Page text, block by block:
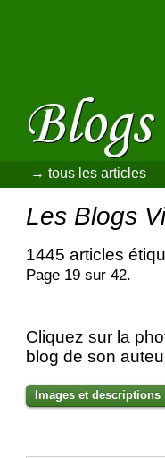
→ tous les articles
Les Blogs
1445 articles
Page 19 sur 42.
Cliquez sur la
blog de son
Images et descriptions